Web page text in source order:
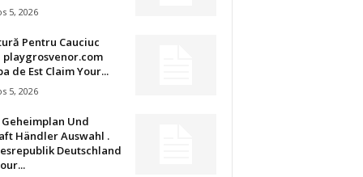
5, 2026
Pentru Cauciuc
playgrosvenor.com
de Est Claim Your...
5, 2026
Und
Händler Auswahl .
Deutschland